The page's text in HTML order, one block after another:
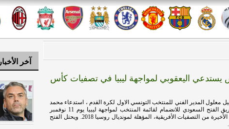
اليعقوبي لمواجهة ليبيا في تصفيات كأس
معلول المدير الفني للمنتخب التونسي الاول لكرة القدم ، استدعاء محمد
اليعقوبي مدافع فريق الفتح السعودي للانضمام لقائمة المنتخب لمواجهة ليبيا يوم 11 نوفمبر
المقبل في الجولة الأخيرة من التصفيات الأفريقية، المؤهلة لمونديال روسيا 2018. ويحتل الفتح
آخر الأخبار